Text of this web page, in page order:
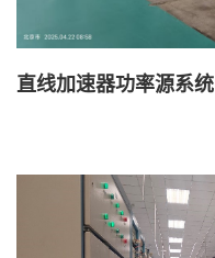
直线加速器功率源系统